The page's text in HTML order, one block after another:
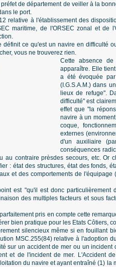
de département de veiller à la
le port.
relative à l'établissement des
maritime, de l'ORSEC zonal et de
définit ce qu'est un navire en difficulté
vous ne trouverez rien.
Cette absence
apparaître. Elle
a été évoquée
(I.G.S.A.M.) dans
lieux de refuge".
difficulté" est
effet que "la
navire à un
coque,
externes
d'un auxiliaire
conséquences
au contraire prèsdes secours, etc. Or
: état des structures, état des fonds,
et des comportements de
est "qu'il est donc
des multiples facteurs et sous
pris en compte cette
bien pratique pour les Etats Côtiers,
silencieux même si en fouillant
MSC.255(84) relative à l'adoption
sur un accident de mer ou un
et de l'incident de mer. L'Accident
du navire et ayant entraîné (1)